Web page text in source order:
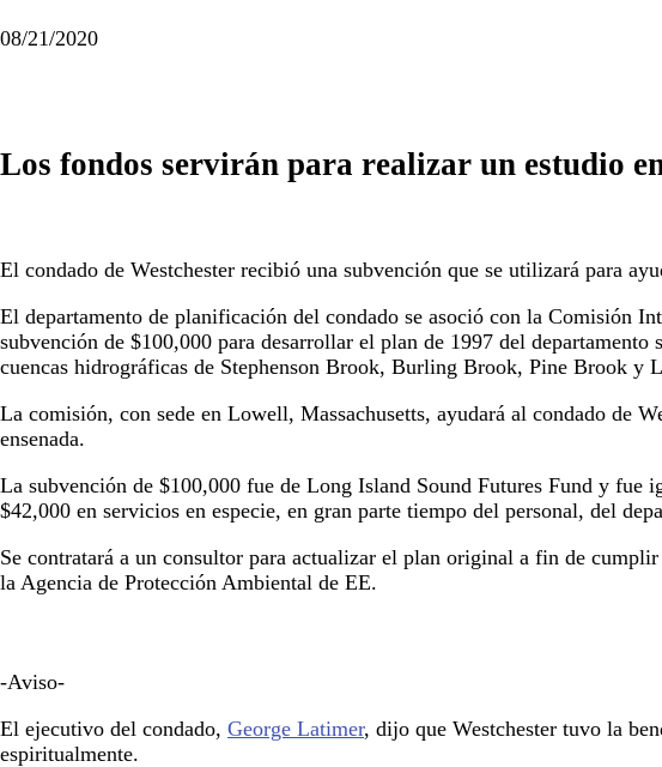
08/21/2020
Los fondos servirán para realizar un estudio
El condado de Westchester recibió una subvención que se utilizará para
El departamento de planificación del condado se asoció con la Comisión
subvención de $100,000 para desarrollar el plan de 1997 del
cuencas hidrográficas de Stephenson Brook, Burling Brook, Pine Brook y
La comisión, con sede en Lowell, Massachusetts, ayudará al condado de
ensenada.
La subvención de $100,000 fue de Long Island Sound Futures Fund y fue
$42,000 en servicios en especie, en gran parte tiempo del personal, del
Se contratará a un consultor para actualizar el plan original a fin de
la Agencia de Protección Ambiental de EE.
-Aviso-
El ejecutivo del condado, George Latimer, dijo que Westchester tuvo la
espiritualmente.